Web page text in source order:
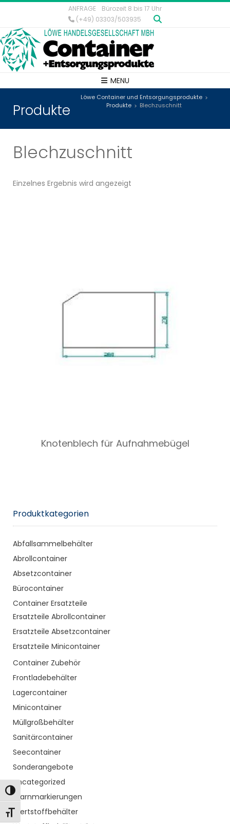
Toggle High Contrast
Toggle Font size
ANFRAGE
Bürozeit 8 bis 17 Uhr
(+49) 03303/503935
MENU
Produkte
Löwe Container und Entsorgungsprodukte >
Produkte > Blechzuschnitt
Blechzuschnitt
Einzelnes Ergebnis wird angezeigt
Knotenblech für Aufnahmebügel
Produktkategorien
Abfallsammelbehälter
Abrollcontainer
Absetzcontainer
Bürocontainer
Container Ersatzteile
Ersatzteile Abrollcontainer
Ersatzteile Absetzcontainer
Ersatzteile Minicontainer
Container Zubehör
Frontladebehälter
Lagercontainer
Minicontainer
Müllgroßbehälter
Sanitärcontainer
Seecontainer
Sonderangebote
Uncategorized
Warnmarkierungen
Wertstoffbehälter